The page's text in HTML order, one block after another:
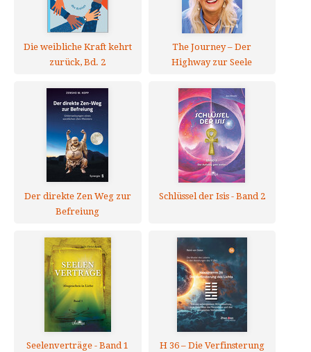
Die weibliche Kraft kehrt
zurück, Bd. 2
The Journey – Der
Highway zur Seele
Der direkte Zen Weg zur
Befreiung
Schlüssel der Isis - Band 2
Seelenverträge - Band 1
H 36 – Die Verfinsterung